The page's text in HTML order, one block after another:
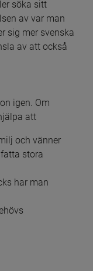
söka sitt
av var man
sig mer svenska
av att också
igen. Om
att
och vänner
stora
har man